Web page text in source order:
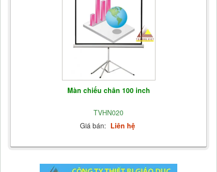
Màn chiếu chân 100 inch
TVHN020
Giá bán: Liên hệ